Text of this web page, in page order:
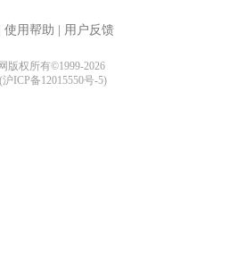
使用帮助 用户反馈
版权所有©1999-2026
沪ICP备12015550号-5)